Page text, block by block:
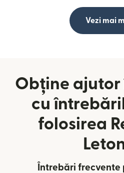
Vezi mai
Obține
cu
folosirea
Întrebări frecvente